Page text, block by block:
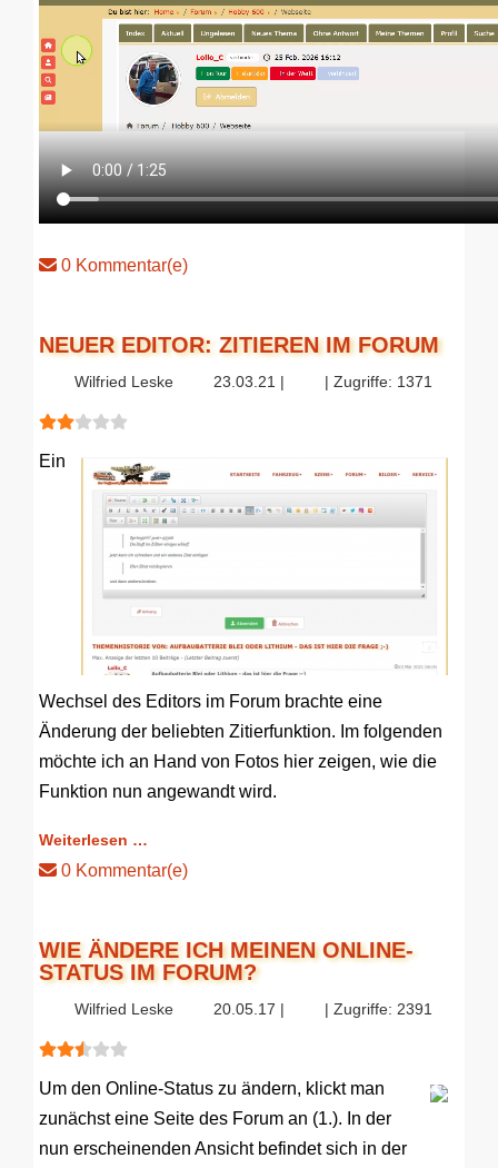
0 Kommentar(e)
NEUER EDITOR: ZITIEREN IM FORUM
Wilfried Leske 23.03.21 | | Zugriffe: 1371
Bewertung:
Ein
Wechsel des Editors im Forum brachte eine
Änderung der beliebten Zitierfunktion. Im folgenden
möchte ich an Hand von Fotos hier zeigen, wie die
Funktion nun angewandt wird.
Weiterlesen …
0 Kommentar(e)
WIE ÄNDERE ICH MEINEN ONLINE-
STATUS IM FORUM?
Wilfried Leske 20.05.17 | | Zugriffe: 2391
Bewertung:
Um den Online-Status zu ändern, klickt man
zunächst eine Seite des Forum an (1.). In der
nun erscheinenden Ansicht befindet sich in der